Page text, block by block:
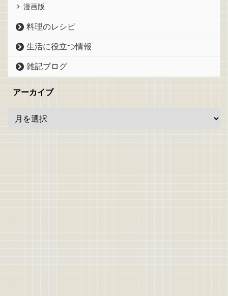
漫画版
料理のレシピ
生活に役立つ情報
雑記ブログ
アーカイブ